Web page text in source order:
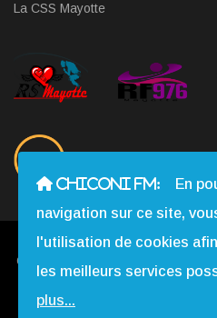
La CSS Mayotte
Copyright © 2013 - 2026 Chiconi
CHICONI FM:
En
navigation sur ce site,
l'utilisation de cookies
les meilleurs services
plus...